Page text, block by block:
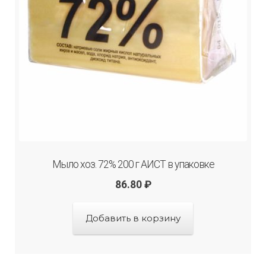
Мыло хоз. 72% 200 г АИСТ в упаковке
86.80 ₽
Добавить в корзину